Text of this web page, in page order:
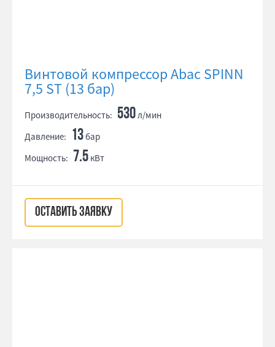
Винтовой компрессор Abac SPINN
7,5 ST (13 бар)
Производительность: 530л/мин
Давление: 13бар
Мощность: 7.5 кВт
ОСТАВИТЬ ЗАЯВКУ